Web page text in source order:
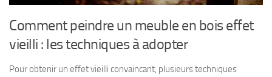
Comment peindre un meuble en bois effet
vieilli : les techniques à adopter
Pour obtenir un effet vieilli convaincant, plusieurs techniques